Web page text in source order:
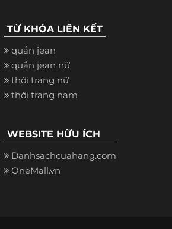
TỪ KHÓA LIÊN KẾT
quần jean
quần jean nữ
thời trang nữ
thời trang nam
WEBSITE HỮU ÍCH
Danhsachcuahang.com
OneMall.vn